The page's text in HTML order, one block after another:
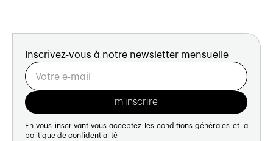
Inscrivez-vous à notre newsletter mensuelle
En vous inscrivant vous acceptez les conditions générales et la
politique de confidentialité